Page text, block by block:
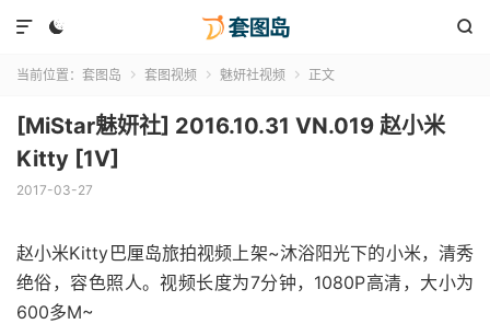
 

当前位置： 套图岛  套图视频  魅妍社视频  正文
[MiStar魅妍社] 2016.10.31 VN.019 赵小米
Kitty [1V]
2017-03-27
赵小米Kitty巴厘岛旅拍视频上架~沐浴阳光下的小米，清秀
绝俗，容色照人。视频长度为7分钟，1080P高清，大小为
600多M~